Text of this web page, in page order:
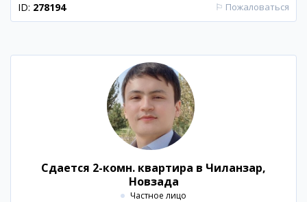
ID: 278194 ⚐ Пожаловаться
Сдается 2-комн. квартира в Чиланзар,
Новзада
Частное лицо